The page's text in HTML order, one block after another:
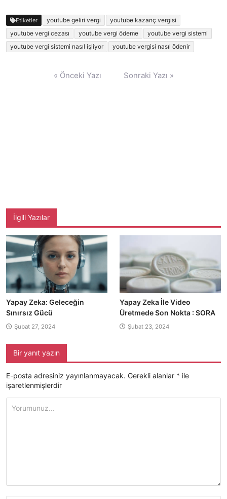
Etiketler youtube geliri vergi
youtube kazanç vergisi
youtube vergi cezası
youtube vergi ödeme
youtube vergi sistemi
youtube vergi sistemi nasıl işliyor
youtube vergisi nasıl ödenir
« Önceki Yazı Sonraki Yazı »
İlgili Yazılar
Yapay Zeka: Geleceğin
Sınırsız Gücü
Şubat 27, 2024
Yapay Zeka İle Video
Üretmede Son Nokta : SORA
Şubat 23, 2024
Bir yanıt yazın
E-posta adresiniz yayınlanmayacak. Gerekli alanlar * ile
işaretlenmişlerdir